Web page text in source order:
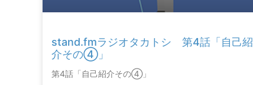
stand.fmラジオタカトシ 第4話「自己紹
介その④」
第4話「自己紹介その④」